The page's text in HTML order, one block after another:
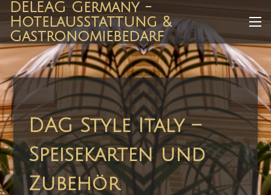
Zum
Inhalt
springen
DELEAG Germany -
Hotelausstattung &
Gastronomiebedarf
DAG Style Italy –
Speisekarten und
Zubehör